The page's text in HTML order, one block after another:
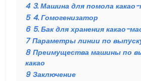
4 3. Машина для помола
5 4. Гомогенизатор
6 5. Бак для хранения какао-
7 Параметры линии по
8 Преимущества машины по
какао
9 Заключение